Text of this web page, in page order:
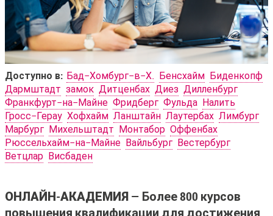
Доступно в: Бад-Хомбург-в-Х. Бенсхайм Биденкопф
Дармштадт замок Дитценбах Диез Дилленбург
Франкфурт-на-Майне Фридберг Фульда Налить
Гросс-Герау Хофхайм Ланштайн Лаутербах Лимбург
Марбург Михельштадт Монтабор Оффенбах
Рюссельхайм-на-Майне Вайльбург Вестербург
Ветцлар Висбаден
Онлайн-
курсы
ОНЛАЙН-АКАДЕМИЯ — Более 800 курсов
повышения квалификации для достижения